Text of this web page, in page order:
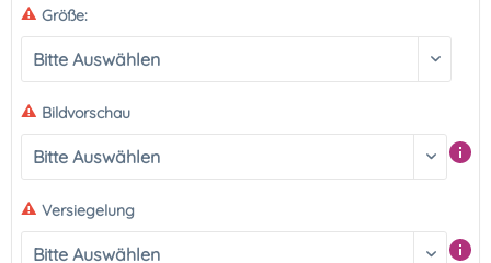
Größe:
Bildvorschau
Versiegelung